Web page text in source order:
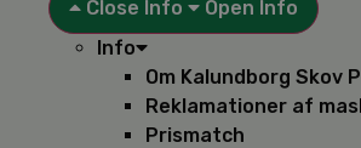
Close Info
Open Info
Info
Om Kalundborg Skov
Reklamationer af
Prismatch